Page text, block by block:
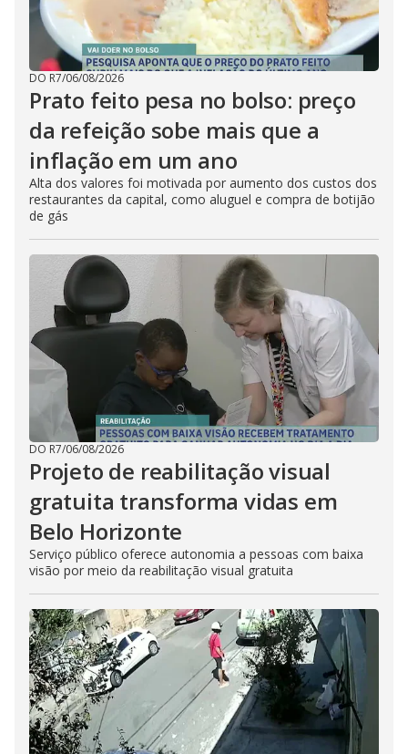
DO R7/06/08/2026
Prato feito pesa no bolso: preço
da refeição sobe mais que a
inflação em um ano
Alta dos valores foi motivada por aumento dos custos dos
restaurantes da capital, como aluguel e compra de botijão
de gás
DO R7/06/08/2026
Projeto de reabilitação visual
gratuita transforma vidas em
Belo Horizonte
Serviço público oferece autonomia a pessoas com baixa
visão por meio da reabilitação visual gratuita